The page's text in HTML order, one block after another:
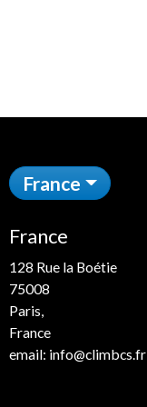
France
France
128 Rue la Boétie
75008
Paris,
France
email: info@climbcs.fr